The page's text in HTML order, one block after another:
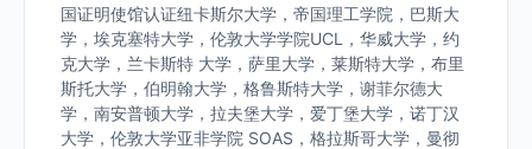
国证明使馆认证纽卡斯尔大学，帝国理工学院，巴斯大
学，埃克塞特大学，伦敦大学学院UCL，华威大学，约
克大学，兰卡斯特 大学，萨里大学，莱斯特大学，布里
斯托大学，伯明翰大学，格鲁斯特大学，谢菲尔德大
学，南安普顿大学，拉夫堡大学，爱丁堡大学，诺丁汉
大学，伦敦大学亚非学院 SOAS，格拉斯哥大学，曼彻